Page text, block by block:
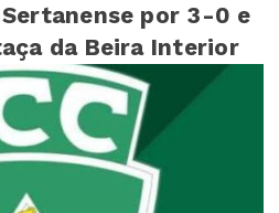
Sertanense por 3-0 e
da Beira Interior